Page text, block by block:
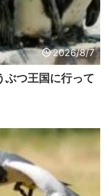
2026/8/7
ぶつ王国に行って